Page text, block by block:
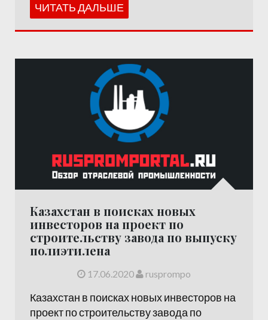
ЧИТАТЬ ДАЛЬШЕ
Казахстан в поисках новых
инвесторов на проект по
строительству завода по выпуску
полиэтилена
17.06.2020 rusprompo
Казахстан в поисках новых инвесторов на
проект по строительству завода по